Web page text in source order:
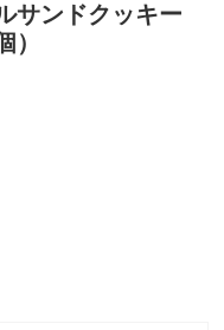
サンドクッキー
）